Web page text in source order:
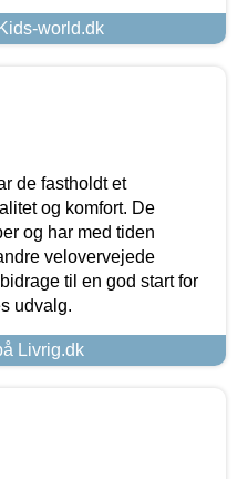
world.dk
de fastholdt et
og komfort. De
og har med tiden
velovervejede
til en god start for
udvalg.
Livrig.dk